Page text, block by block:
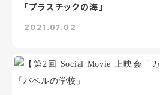
「プラスチックの海」
2021.07.02